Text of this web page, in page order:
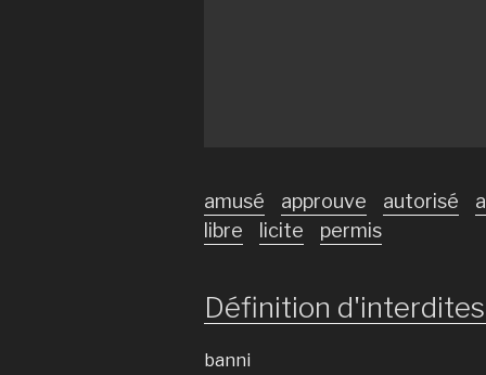
amusé approuve autorisé
libre
licite permis
Définition d'interdites
banni